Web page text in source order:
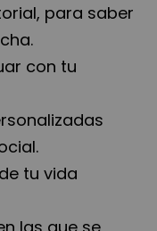
para saber
con tu
tu vida